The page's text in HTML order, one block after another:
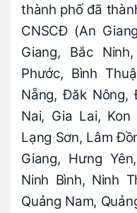
thành phố đã
CNSCĐ (An
Giang, Bắc
Phước, Bình
Nẵng, Đăk Nông,
Nai, Gia Lai,
Lạng Sơn, Lâm
Giang, Hưng
Ninh Bình, Ninh
Quảng Nam,